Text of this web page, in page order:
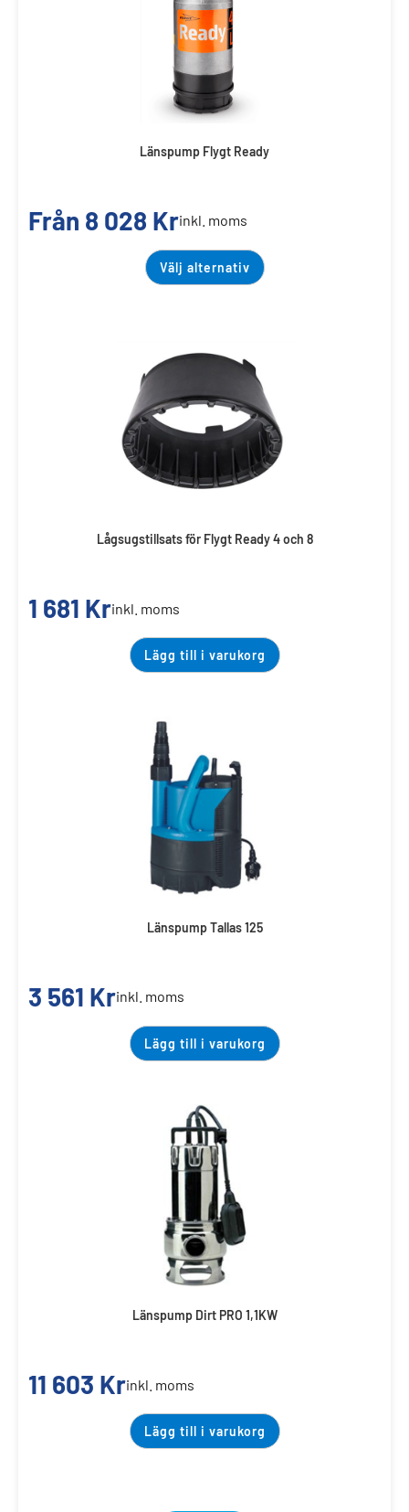
Länspump Flygt Ready
Från 8 028 Krinkl. moms
Välj alternativ
Lågsugstillsats för Flygt Ready 4 och 8
1 681 Krinkl. moms
Lägg till i varukorg
Länspump Tallas 125
3 561 Krinkl. moms
Lägg till i varukorg
Länspump Dirt PRO 1,1KW
11 603 Krinkl. moms
Lägg till i varukorg